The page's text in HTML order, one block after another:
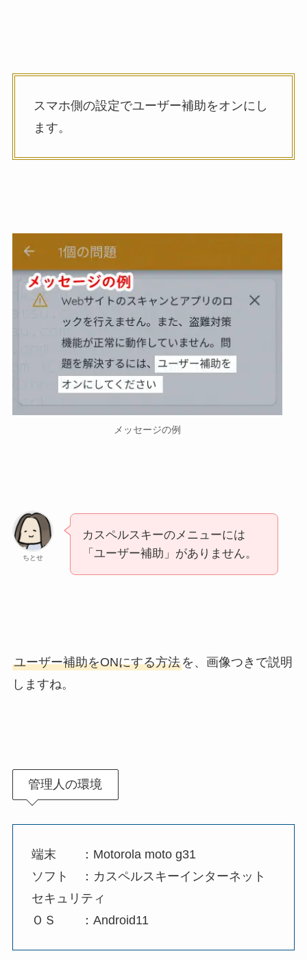
スマホ側の設定でユーザー補助をオンにし
ます。
メッセージの例
ちとせ
カスペルスキーのメニューには
「ユーザー補助」がありません。
ユーザー補助をONにする方法を、画像つきで説明
しますね。
管理人の環境
端末 ：Motorola moto g31
ソフト ：カスペルスキーインターネット
セキュリティ
ＯＳ ：Android11